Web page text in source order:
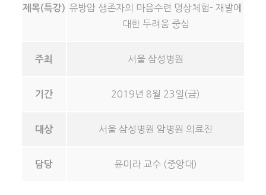
제목(특강) 유방암 생존자의 마음수련 명상체험- 재발에
대한 두려움 중심
주최 서울 삼성병원
기간 2019년 8월 23일(금)
대상 서울 삼성병원 암병원 의료진
담당 윤미라 교수 (중앙대)